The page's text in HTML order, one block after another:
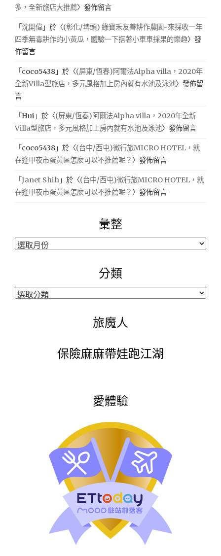
多，全新旅店大推薦〉發佈留言
「沈開偉 」於〈(彰化/埤頭) 綠寶禾友善耕作農園-來採收一年
四季無毒耕作的小黃瓜，體驗一下搭著小車車採果的樂趣〉發
佈留言
「 coco5438 」於〈(屏東/恆春)阿爾法Alpha villa，2020年
全新Villa型旅店，多元風格加上房內就有水池及泳池〉發佈留
言
「Hui 」於〈(屏東/恆春)阿爾法Alpha villa，2020年全新
Villa型旅店，多元風格加上房內就有水池及泳池〉發佈留言
「 coco5438 」於〈(台中/西屯)微行旅MICRO HOTEL，就
在逢甲夜市蛋黃區怎麼可以不推薦呢？ 〉發佈留言
「Janet Shih 」於〈(台中/西屯)微行旅MICRO HOTEL，就
在逢甲夜市蛋黃區怎麼可以不推薦呢？ 〉發佈留言
彙整
彙
分類
分
旅魔人
保險麻麻帶娃跑江湖
愛體驗